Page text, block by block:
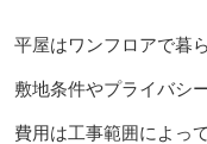
平屋はワンフロアで暮
敷地条件やプライバシ
費用は工事範囲によっ